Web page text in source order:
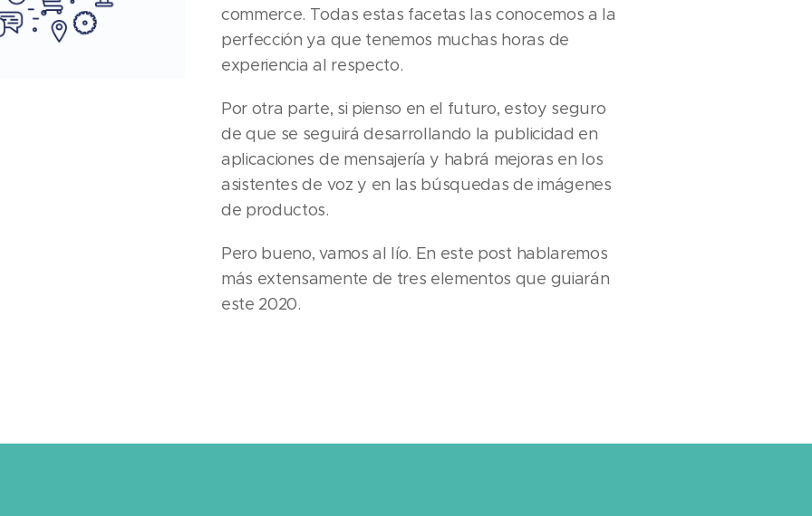
commerce. Todas estas facetas las conocemos a la
perfección ya que tenemos muchas horas de
experiencia al respecto.
Por otra parte, si pienso en el futuro, estoy seguro
de que se seguirá desarrollando la publicidad en
aplicaciones de mensajería y habrá mejoras en los
asistentes de voz y en las búsquedas de imágenes
de productos.
Pero bueno, vamos al lío. En este post hablaremos
más extensamente de tres elementos que guiarán
este 2020.